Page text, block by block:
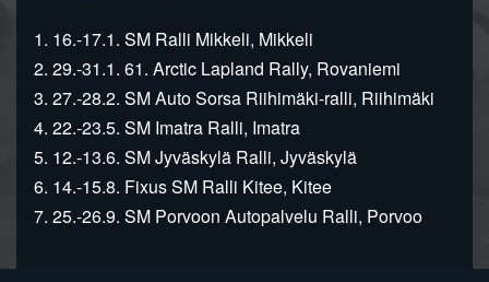
1. 16.-17.1. SM Ralli Mikkeli, Mikkeli
2. 29.-31.1. 61. Arctic Lapland Rally, Rovaniemi
3. 27.-28.2. SM Auto Sorsa Riihimäki-ralli, Riihimäki
4. 22.-23.5. SM Imatra Ralli, Imatra
5. 12.-13.6. SM Jyväskylä Ralli, Jyväskylä
6. 14.-15.8. Fixus SM Ralli Kitee, Kitee
7. 25.-26.9. SM Porvoon Autopalvelu Ralli, Porvoo